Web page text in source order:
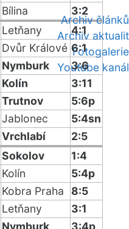
Archiv článků
Archiv aktualit
Fotogalerie
Youtube kanál
Bílina
3:2
Letňany
4:1
Dvůr Králové 6:1
Nymburk
3:6
Kolín
3:11
Trutnov
5:6p
Jablonec
5:4sn
Vrchlabí
2:5
Sokolov
1:4
Kolín
5:4p
Kobra Praha
8:5
Letňany
3:1
Nymburk 3:4p